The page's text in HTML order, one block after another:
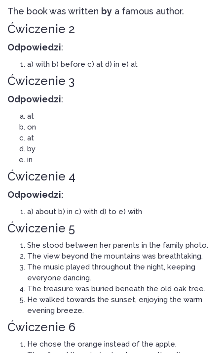
The book was written by a famous author.
Ćwiczenie 2
Odpowiedzi:
a) with b) before c) at d) in e) at
Ćwiczenie 3
Odpowiedzi:
at
on
at
by
in
Ćwiczenie 4
Odpowiedzi:
a) about b) in c) with d) to e) with
Ćwiczenie 5
She stood between her parents in the family photo.
The view beyond the mountains was breathtaking.
The music played throughout the night, keeping
everyone dancing.
The treasure was buried beneath the old oak tree.
He walked towards the sunset, enjoying the warm
evening breeze.
Ćwiczenie 6
He chose the orange instead of the apple.